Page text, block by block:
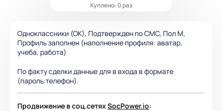
Куплено: 0 раз
Одноклассники (ОК), Подтвержден по СМС, Пол М,
Профиль заполнен (наполнение профиля: аватар,
учеба, работа)
По факту сделки данные для в входа в формате
(пароль:телефон).
Продвижение в соц.сетяхSocPower.io: